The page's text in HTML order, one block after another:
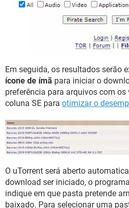
Em seguida, os resultados serão
ícone de ímã para iniciar o
preferência para arquivos com
coluna SE para otimizar o
O uTorrent será aberto
download ser iniciado, o
indique em que pasta pretende
baixado. Para selecionar uma